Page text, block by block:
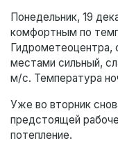
Понедельник, 19
комфортным по
Гидрометеоцентра,
местами сильный,
м/с. Температура
Уже во вторник
предстоящей
потепление.